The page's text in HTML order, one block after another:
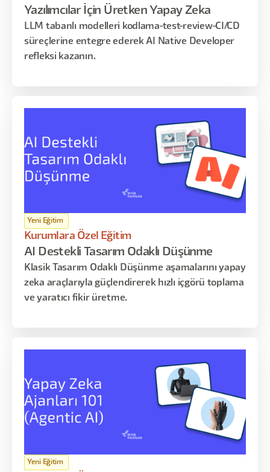
Yazılımcılar İçin Üretken Yapay Zeka
LLM tabanlı modelleri kodlama-test-review-CI/CD
süreçlerine entegre ederek AI Native Developer
refleksi kazanın.
Yeni Eğitim
Kurumlara Özel Eğitim
AI Destekli Tasarım Odaklı Düşünme
Klasik Tasarım Odaklı Düşünme aşamalarını yapay
zeka araçlarıyla güçlendirerek hızlı içgörü toplama
ve yaratıcı fikir üretme.
Yeni Eğitim